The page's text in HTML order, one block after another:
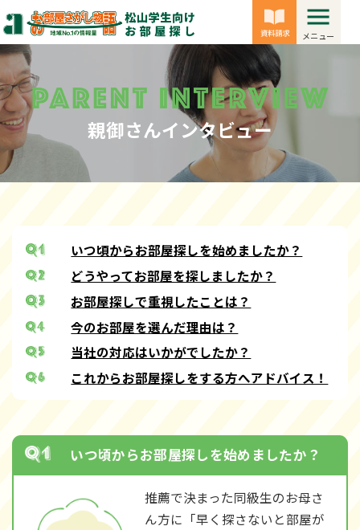
メニュー
親御さんインタビュー
いつ頃からお部屋探しを始めましたか？
どうやってお部屋を探しましたか？
お部屋探しで重視したことは？
今のお部屋を選んだ理由は？
当社の対応はいかがでしたか？
これからお部屋探しをする方へアドバイス！
いつ頃からお部屋探しを始めましたか？
推薦で決まった同級生のお母さ
ん方に「早く探さないと部屋が